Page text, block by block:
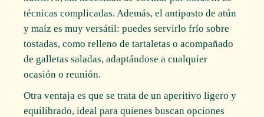
técnicas complicadas. Además, el antipasto de atún
y maíz es muy versátil: puedes servirlo frío sobre
tostadas, como relleno de tartaletas o acompañado
de galletas saladas, adaptándose a cualquier
ocasión o reunión.
Otra ventaja es que se trata de un aperitivo ligero y
equilibrado, ideal para quienes buscan opciones